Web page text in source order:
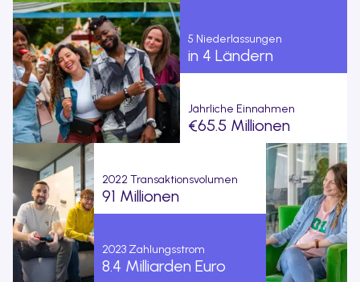
5 Niederlassungen
in 4 Ländern
Jährliche Einnahmen
€65.5 Millionen
2022 Transaktionsvolumen
91 Millionen
2023 Zahlungsstrom
8.4 Milliarden Euro